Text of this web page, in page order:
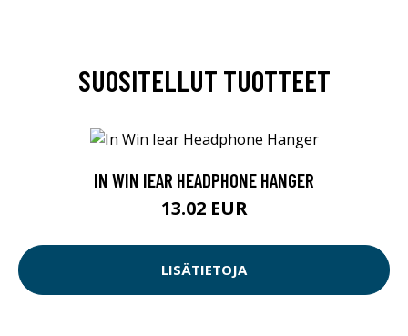
SUOSITELLUT TUOTTEET
IN WIN IEAR HEADPHONE HANGER
13.02 EUR
LISÄTIETOJA